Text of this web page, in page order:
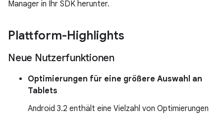
Manager in Ihr SDK herunter.
Plattform-Highlights
Neue Nutzerfunktionen
Optimierungen für eine größere Auswahl an
Tablets
Android 3.2 enthält eine Vielzahl von Optimierungen